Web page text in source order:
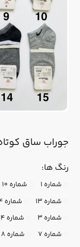
جوراب ساق
رنگ ها:
شماره 1 شماره 10
شماره 13
شماره 14
شماره 3
شماره 4
شماره 7
شماره 8